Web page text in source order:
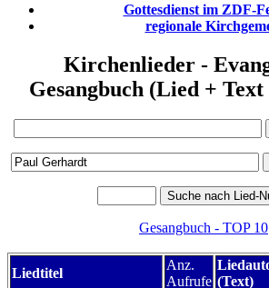
Gottesdienst im ZDF-
regionale
Kirchenlieder -
Gesangbuch (Lied +
Gesangbuch - TOP 10
Liedtitel
Anz.
Aufrufe (Text)